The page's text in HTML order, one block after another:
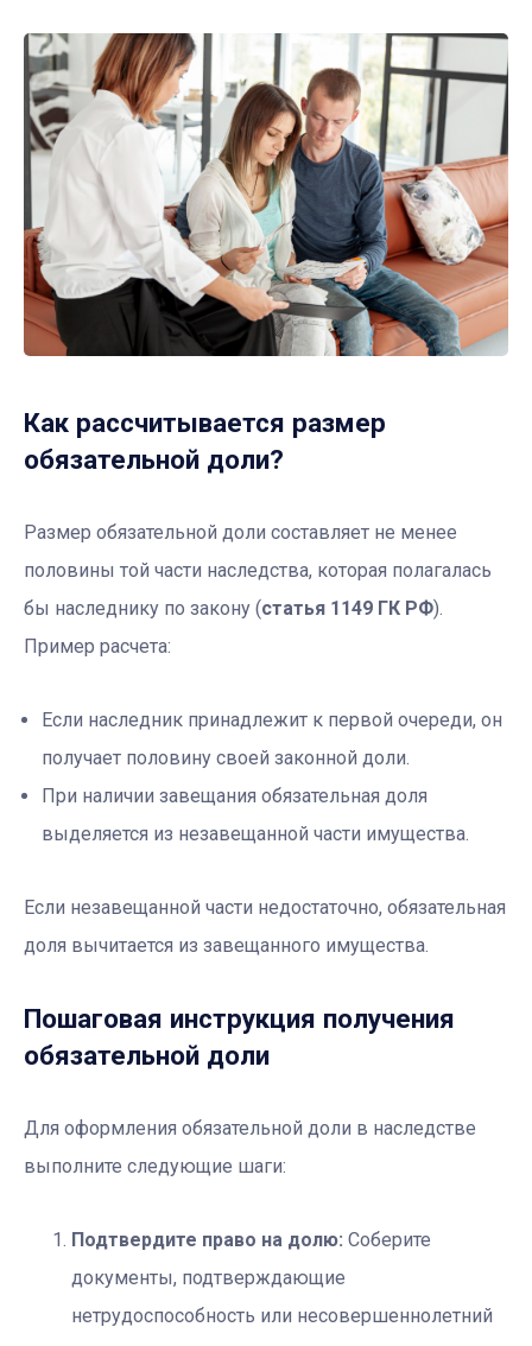
Как рассчитывается размер
обязательной доли?
Размер обязательной доли составляет не менее
половины той части наследства, которая полагалась
бы наследнику по закону (статья 1149 ГК РФ).
Пример расчета:
Если наследник принадлежит к первой очереди, он
получает половину своей законной доли.
При наличии завещания обязательная доля
выделяется из незавещанной части имущества.
Если незавещанной части недостаточно, обязательная
доля вычитается из завещанного имущества.
Пошаговая инструкция получения
обязательной доли
Для оформления обязательной доли в наследстве
выполните следующие шаги:
Подтвердите право на долю: Соберите
документы, подтверждающие
нетрудоспособность или несовершеннолетний